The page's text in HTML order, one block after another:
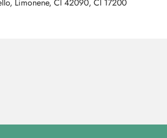
Limonene, Cl 42090, Cl 17200